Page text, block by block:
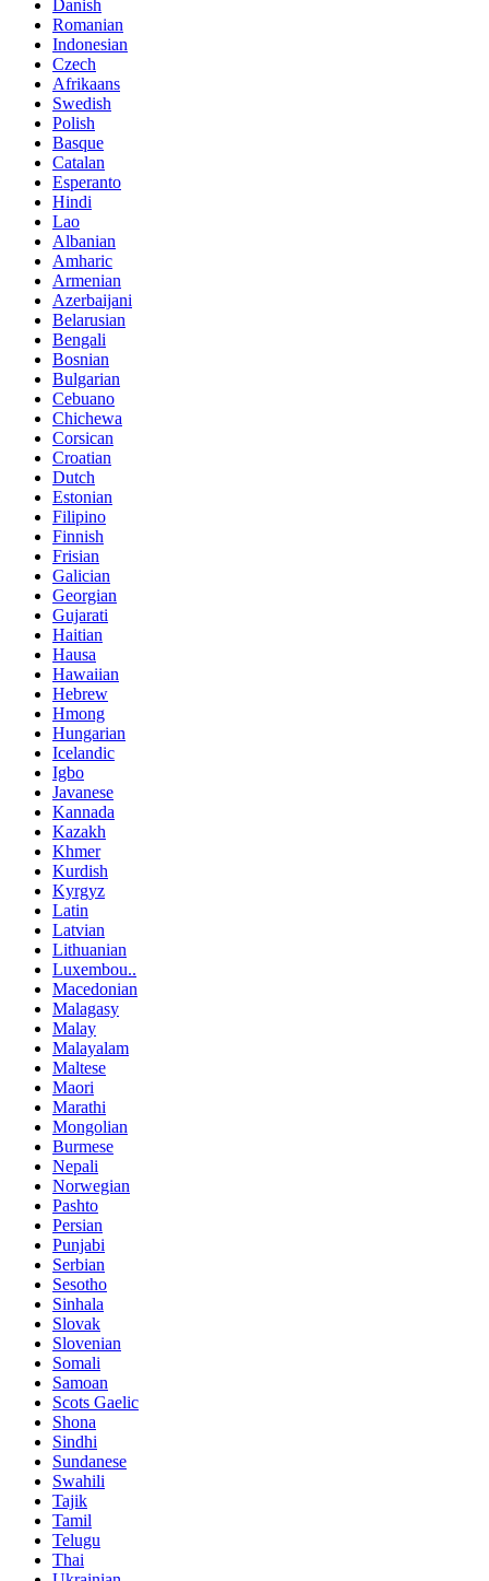
Danish
Romanian
Indonesian
Czech
Afrikaans
Swedish
Polish
Basque
Catalan
Esperanto
Hindi
Lao
Albanian
Amharic
Armenian
Azerbaijani
Belarusian
Bengali
Bosnian
Bulgarian
Cebuano
Chichewa
Corsican
Croatian
Dutch
Estonian
Filipino
Finnish
Frisian
Galician
Georgian
Gujarati
Haitian
Hausa
Hawaiian
Hebrew
Hmong
Hungarian
Icelandic
Igbo
Javanese
Kannada
Kazakh
Khmer
Kurdish
Kyrgyz
Latin
Latvian
Lithuanian
Luxembou..
Macedonian
Malagasy
Malay
Malayalam
Maltese
Maori
Marathi
Mongolian
Burmese
Nepali
Norwegian
Pashto
Persian
Punjabi
Serbian
Sesotho
Sinhala
Slovak
Slovenian
Somali
Samoan
Scots Gaelic
Shona
Sindhi
Sundanese
Swahili
Tajik
Tamil
Telugu
Thai